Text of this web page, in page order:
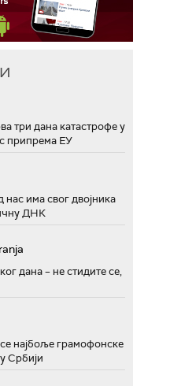
три дана катастрофе у
припрема ЕУ
нас има свог двојника
ДНК
дана – не стидите се,
најбоље грамофонске
Србији